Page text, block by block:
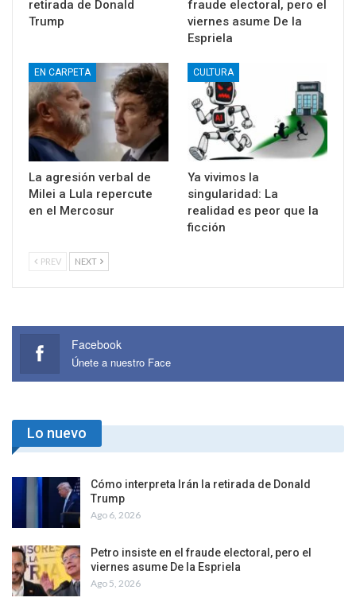
retirada de Donald
Trump
fraude electoral, pero el
viernes asume De la
Espriela
EN CARPETA
La agresión verbal de
Milei a Lula repercute
en el Mercosur
CULTURA
Ya vivimos la
singularidad: La
realidad es peor que la
ficción
PREV NEXT
Facebook
Únete a nuestro Face
Lo nuevo
Cómo interpreta Irán la retirada de Donald
Trump
Ago 6, 2026
Petro insiste en el fraude electoral, pero el
viernes asume De la Espriela
Ago 5, 2026